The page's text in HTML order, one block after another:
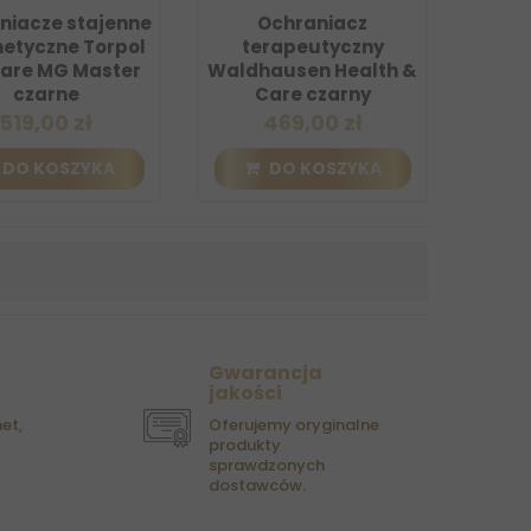
stajenne
Torpol
MG Master
czarne
DO KOSZYKA
Ochraniacz
terapeutyczny
Waldhausen Health &
Care czarny
DO KOSZYKA
Gwarancja
jakości
Oferujemy oryginalne
produkty
sprawdzonych
dostawców.